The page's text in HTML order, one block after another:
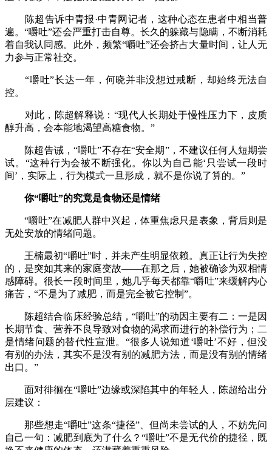
陈超告诉中青报·中青网记者，这种心态在患者中相当普
遍。“嚼吐”还会严重打击自尊。长久的躲藏与隐瞒，不断消耗
着自我认同感。此外，频繁“嚼吐”还会挤占大量时间，让人无
力参与正常社交。
“嚼吐”长达一年，何晓并非没想过戒断，却始终无法自
控。
对此，陈超解释说：“现代人长期处于慢性压力下，皮质
醇升高，会本能地渴望高糖食物。”
陈超告诫，“嚼吐”不存在“安全期”，不建议任何人短期尝
试。“这种行为会被不断强化。你以为自己能‘只尝试一段时
间’，实际上，行为模式一旦形成，就不是你说了算的。”
你“嚼吐”的究竟是食物还是情绪
“嚼吐”在减肥人群中兴起，体重焦虑只是表象，背后则是
无处安放的情绪问题。
王楠最初“嚼吐”时，并未产生明显依赖。真正让行为失控
的，是突如其来的家庭变故——在那之后，她被确诊为双相情
感障碍。很长一段时间里，她几乎每天都靠“嚼吐”来缓解内心
痛苦，“不是为了减肥，而是完全被它控制”。
陈超结合临床经验总结，“嚼吐”的动因主要有二：一是因
长期节食、营养不良导致对食物的渴求而进行的补偿行为；二
是情绪问题的替代性宣泄。“很多人说知道‘嚼吐’不好，但没
有别的办法，其实不是没有别的减肥方法，而是没有别的情绪
出口。”
面对徘徊在“嚼吐”边缘或深陷其中的年轻人，陈超给出分
层建议：
那些想走“嚼吐”这条“捷径”、但尚未尝试的人，不妨先问
自己一句：减肥到底为了什么？“嚼吐”不是无代价的捷径，既